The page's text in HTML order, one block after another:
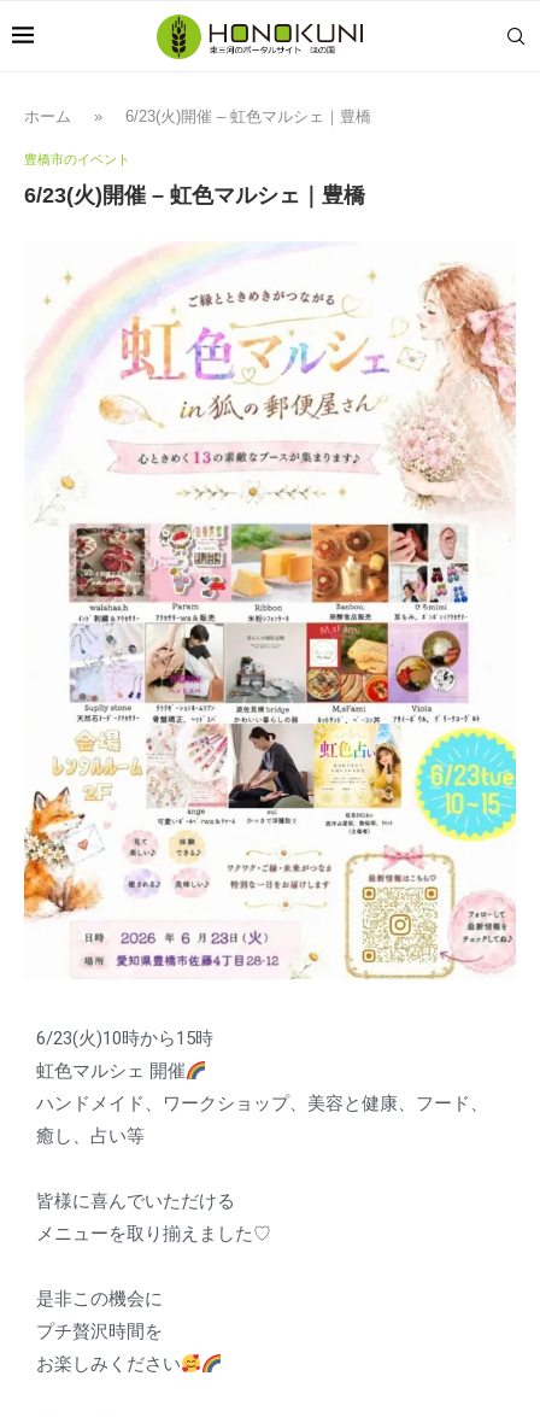
ホーム » 6/23(火)開催 – 虹色マルシェ｜豊橋
豊橋市のイベント
6/23(火)開催 – 虹色マルシェ｜豊橋
6/23(火)10時から15時
虹色マルシェ 開催
ハンドメイド、ワークショップ、美容と健康、フード、
癒し、占い等
皆様に喜んでいただける
メニューを取り揃えました♡
是非この機会に
プチ贅沢時間を
お楽しみください